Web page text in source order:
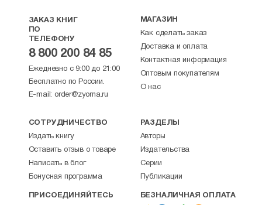
ЗАКАЗ КНИГ
ПО
ТЕЛЕФОНУ
8 800 200 84 85
Ежедневно с 9:00 до 21:00
Бесплатно по России.
E-mail: order@zyorna.ru
МАГАЗИН
Как сделать заказ
Доставка и оплата
Контактная информация
Оптовым покупателям
О нас
СОТРУДНИЧЕСТВО
Издать книгу
Оставить отзыв о товаре
Написать в блог
Бонусная программа
РАЗДЕЛЫ
Авторы
Издательства
Серии
Публикации
ПРИСОЕДИНЯЙТЕСЬ
БЕЗНАЛИЧНАЯ ОПЛАТА